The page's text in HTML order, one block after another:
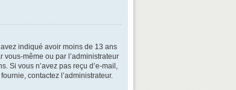
indiqué avoir moins de 13 ans
vous-même ou par l’administrateur
Si vous n’avez pas reçu d’e-mail,
contactez l’administrateur.